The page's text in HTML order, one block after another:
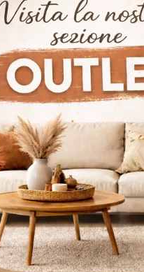
Potrebbero piacerti